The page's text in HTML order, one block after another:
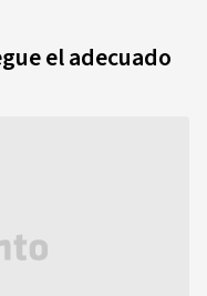
el adecuado